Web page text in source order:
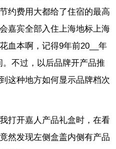
约费用大都给了住宿的最高
嘉宾全部入住上海地标上海
血本啊，记得9年前20__年
不过，以后品牌开产品推
这种地方如何显示品牌档次
打开嘉人产品礼盒时，在看
然发现左侧盒盖内侧有产品